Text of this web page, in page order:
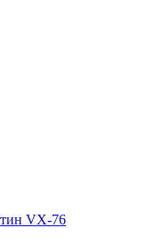
VX-76